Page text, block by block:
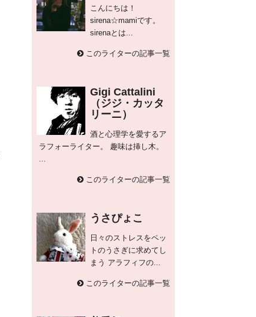
こんにちは！
sirena☆mamiです。
sirenaとは...
このライターの記事一覧
Gigi Cattalini
（ジジ・カッタ
リーニ）
酒と心理学を愛するア
ラフォーライター。 趣味は挿し木。
...
このライターの記事一覧
うさぴょこ
日々のストレスをペッ
トのうさぎに求めてし
まう アラフィフの...
このライターの記事一覧